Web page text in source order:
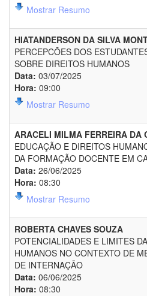
Mostrar Resumo
HIATANDERSON DA SILVA
PERCEPCÕES DOS
SOBRE DIREITOS HUMANOS
Data: 03/07/2025
Hora: 09:00
Mostrar Resumo
ARACELI MILMA FERREIRA DA
EDUCAÇÃO E DIREITOS
DA FORMAÇÃO DOCENTE EM
Data: 26/06/2025
Hora: 08:30
Mostrar Resumo
ROBERTA CHAVES SOUZA
POTENCIALIDADES E LIMITES
HUMANOS NO CONTEXTO DE
DE INTERNAÇÃO
Data: 06/06/2025
Hora: 08:30